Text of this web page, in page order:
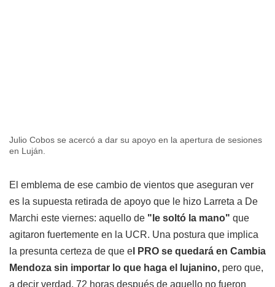
Julio Cobos se acercó a dar su apoyo en la apertura de sesiones
en Luján.
El emblema de ese cambio de vientos que aseguran ver
es la supuesta retirada de apoyo que le hizo Larreta a De
Marchi este viernes: aquello de "le soltó la mano" que
agitaron fuertemente en la UCR. Una postura que implica
la presunta certeza de que e l PRO se quedará en Cambia
Mendoza sin importar lo que haga el lujanino, pero que,
a decir verdad, 72 horas después de aquello no fueron